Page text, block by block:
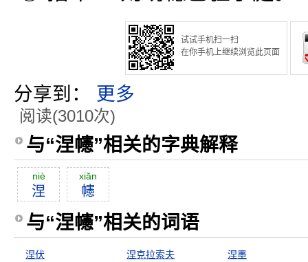
试试手机扫一扫
在你手机上继续浏览此页面
分享到： 更多
阅读(3010次)
与“涅幰”相关的字典解释
niè
涅
xiăn
幰
与“涅幰”相关的词语
涅伏 涅克拉索夫
涅墨